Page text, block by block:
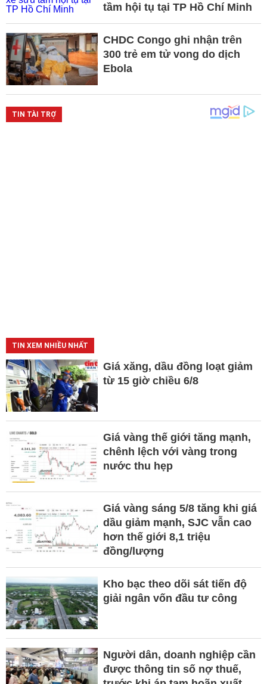
tầm hội tụ tại TP Hồ Chí Minh
CHDC Congo ghi nhận trên
300 trẻ em tử vong do dịch
Ebola
TIN XEM NHIỀU NHẤT
Giá xăng, dầu đồng loạt giảm
từ 15 giờ chiều 6/8
Giá vàng thế giới tăng mạnh,
chênh lệch với vàng trong
nước thu hẹp
Giá vàng sáng 5/8 tăng khi giá
dầu giảm mạnh, SJC vẫn cao
hơn thế giới 8,1 triệu
đồng/lượng
Kho bạc theo dõi sát tiến độ
giải ngân vốn đầu tư công
Người dân, doanh nghiệp cần
được thông tin số nợ thuế,